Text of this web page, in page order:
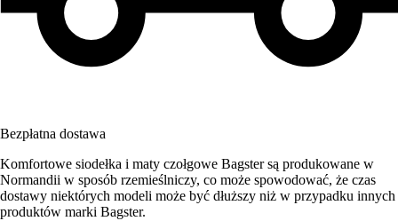
Bezpłatna dostawa
Komfortowe siodełka i maty czołgowe Bagster są produkowane w
Normandii w sposób rzemieślniczy, co może spowodować, że czas
dostawy niektórych modeli może być dłuższy niż w przypadku innych
produktów marki Bagster.